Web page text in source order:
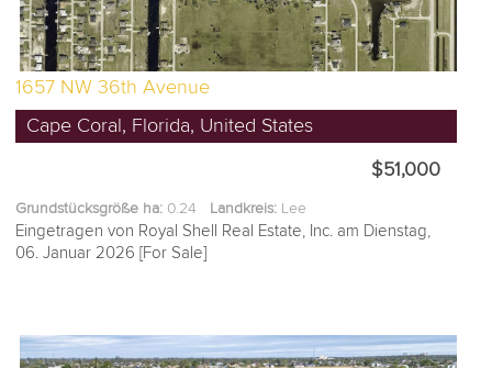
1657 NW 36th Avenue
Cape Coral, Florida, United States
$51,000
Grundstücksgröße ha: 0.24 Landkreis: Lee
Eingetragen von Royal Shell Real Estate, Inc. am Dienstag,
06. Januar 2026 [For Sale]